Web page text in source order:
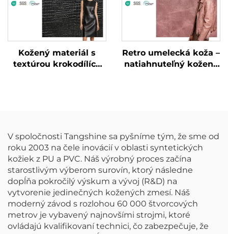
Kožený materiál s
textúrou krokodílích
Retro umelecká koža –
natiahnuteľný kožený
V spoločnosti Tangshine sa pyšníme tým, že sme od
roku 2003 na čele inovácií v oblasti syntetických
kožiek z PU a PVC. Náš výrobný proces začína
starostlivým výberom surovín, ktorý následne
dopĺňa pokročilý výskum a vývoj (R&D) na
vytvorenie jedinečných kožených zmesí. Náš
moderný závod s rozlohou 60 000 štvorcových
metrov je vybavený najnovšími strojmi, ktoré
ovládajú kvalifikovaní technici, čo zabezpečuje, že